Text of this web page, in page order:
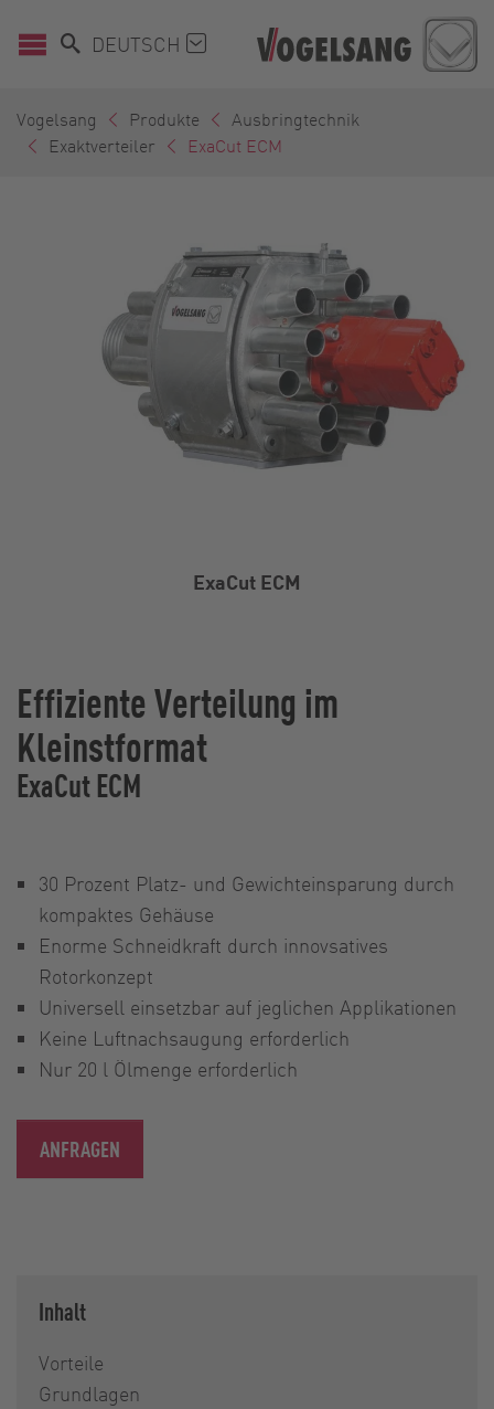
DEUTSCH
Vogelsang Produkte
Ausbringtechnik
Exaktverteiler
ExaCut ECM
ExaCut ECM
Effiziente Verteilung im
Kleinstformat
ExaCut ECM
30 Prozent Platz- und Gewichteinsparung durch
kompaktes Gehäuse
Enorme Schneidkraft durch innovsatives
Rotorkonzept
Universell einsetzbar auf jeglichen Applikationen
Keine Luftnachsaugung erforderlich
Nur 20 l Ölmenge erforderlich
ANFRAGEN
Inhalt
Vorteile
Grundlagen